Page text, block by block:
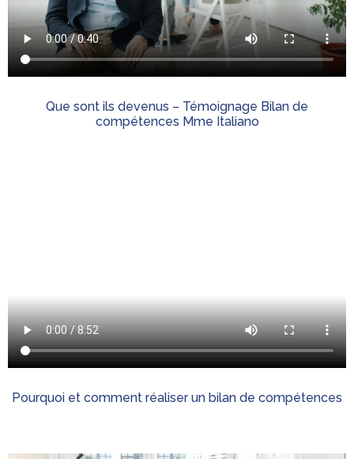
Que sont ils devenus – Témoignage Bilan de
compétences Mme Italiano
Pourquoi et comment réaliser un bilan de compétences